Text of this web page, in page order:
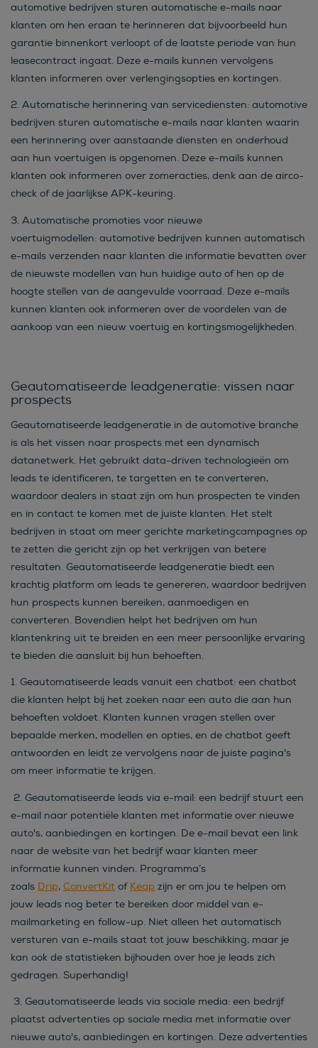
automotive bedrijven sturen automatische e-mails naar
klanten om hen eraan te herinneren dat bijvoorbeeld hun
garantie binnenkort verloopt of de laatste periode van hun
leasecontract ingaat. Deze e-mails kunnen vervolgens
klanten informeren over verlengingsopties en kortingen.
2. Automatische herinnering van servicediensten: automotive
bedrijven sturen automatische e-mails naar klanten waarin
een herinnering over aanstaande diensten en onderhoud
aan hun voertuigen is opgenomen. Deze e-mails kunnen
klanten ook informeren over zomeracties, denk aan de airco-
check of de jaarlijkse APK-keuring.
3. Automatische promoties voor nieuwe
voertuigmodellen: automotive bedrijven kunnen automatisch
e-mails verzenden naar klanten die informatie bevatten over
de nieuwste modellen van hun huidige auto of hen op de
hoogte stellen van de aangevulde voorraad. Deze e-mails
kunnen klanten ook informeren over de voordelen van de
aankoop van een nieuw voertuig en kortingsmogelijkheden.
Geautomatiseerde leadgeneratie: vissen naar
prospects
Geautomatiseerde leadgeneratie in de automotive branche
is als het vissen naar prospects met een dynamisch
datanetwerk. Het gebruikt data-driven technologieën om
leads te identificeren, te targetten en te converteren,
waardoor dealers in staat zijn om hun prospecten te vinden
en in contact te komen met de juiste klanten. Het stelt
bedrijven in staat om meer gerichte marketingcampagnes op
te zetten die gericht zijn op het verkrijgen van betere
resultaten. Geautomatiseerde leadgeneratie biedt een
krachtig platform om leads te genereren, waardoor bedrijven
hun prospects kunnen bereiken, aanmoedigen en
converteren. Bovendien helpt het bedrijven om hun
klantenkring uit te breiden en een meer persoonlijke ervaring
te bieden die aansluit bij hun behoeften.
1. Geautomatiseerde leads vanuit een chatbot: een chatbot
die klanten helpt bij het zoeken naar een auto die aan hun
behoeften voldoet. Klanten kunnen vragen stellen over
bepaalde merken, modellen en opties, en de chatbot geeft
antwoorden en leidt ze vervolgens naar de juiste pagina's
om meer informatie te krijgen.
2. Geautomatiseerde leads via e-mail: een bedrijf stuurt een
e-mail naar potentiële klanten met informatie over nieuwe
auto's, aanbiedingen en kortingen. De e-mail bevat een link
naar de website van het bedrijf waar klanten meer
informatie kunnen vinden. Programma’s
zoals Drip, ConvertKit of Keap zijn er om jou te helpen om
jouw leads nog beter te bereiken door middel van e-
mailmarketing en follow-up. Niet alleen het automatisch
versturen van e-mails staat tot jouw beschikking, maar je
kan ook de statistieken bijhouden over hoe je leads zich
gedragen. Superhandig!
3. Geautomatiseerde leads via sociale media: een bedrijf
plaatst advertenties op sociale media met informatie over
nieuwe auto's, aanbiedingen en kortingen. Deze advertenties